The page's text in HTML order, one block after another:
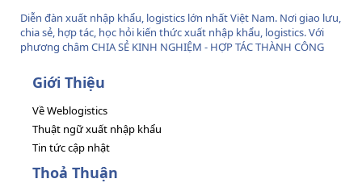
Diễn đàn xuất nhập khẩu, logistics lớn nhất Việt Nam. Nơi giao lưu,
chia sẻ, hợp tác, học hỏi kiến thức xuất nhập khẩu, logistics. Với
phương châm CHIA SẺ KINH NGHIỆM - HỢP TÁC THÀNH CÔNG
Giới Thiệu
Về Weblogistics
Thuật ngữ xuất nhập khẩu
Tin tức cập nhật
Thoả Thuận